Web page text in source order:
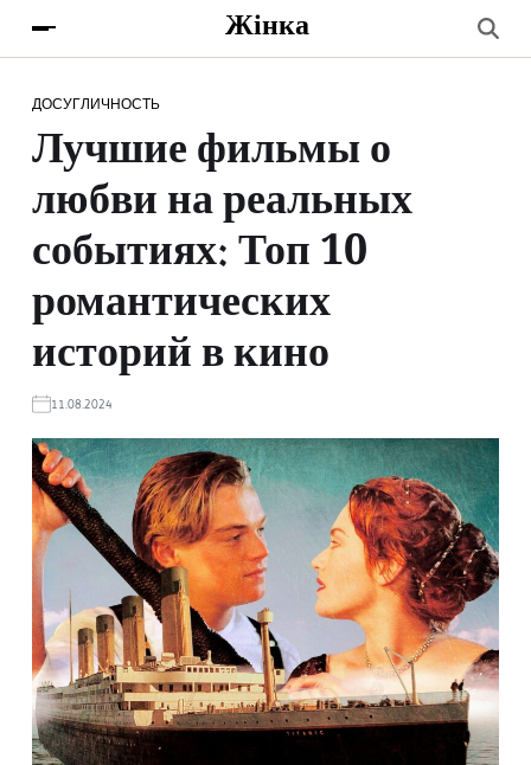
Жінка
ДОСУГЛИЧНОСТЬ
Лучшие фильмы о
любви на реальных
событиях: Топ 10
романтических
историй в кино
11.08.2024